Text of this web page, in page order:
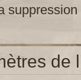
de